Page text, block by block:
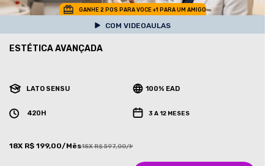
GANHE 2 POS PARA VOCE +1 PARA UM AMIGO
COM VIDEOAULAS
ESTÉTICA AVANÇADA
LATO SENSU 100% EAD
420H 3 A 12 MESES
18X R$ 199,00/Mês18X R$ 597,00/Mês